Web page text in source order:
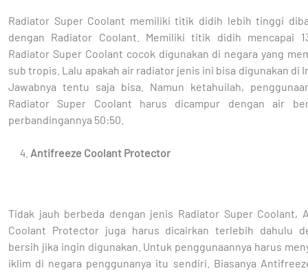
Radiator Super Coolant memiliki titik didih lebih tinggi
dengan Radiator Coolant. Memiliki titik didih mencapai
Radiator Super Coolant cocok digunakan di negara yang
sub tropis. Lalu apakah air radiator jenis ini bisa digunakan di
Jawabnya tentu saja bisa. Namun ketahuilah,
Radiator Super Coolant harus dicampur dengan air
perbandingannya 50:50.
Antifreeze Coolant Protector
Tidak jauh berbeda dengan jenis Radiator Super Coolant,
Coolant Protector juga harus dicairkan terlebih dahulu
bersih jika ingin digunakan. Untuk penggunaannya harus
iklim di negara penggunanya itu sendiri. Biasanya